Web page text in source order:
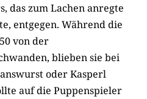
das zum Lachen anregte
entgegen. Während die
von der
blieben sie bei
oder Kasperl
auf die Puppenspieler